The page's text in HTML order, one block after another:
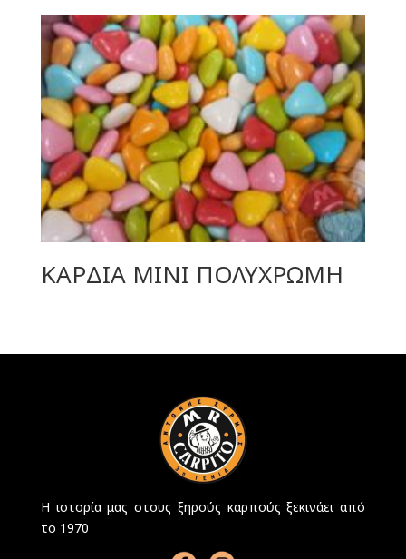
ΚΑΡΔΙΑ ΜΙΝΙ ΠΟΛΥΧΡΩΜΗ
Η ιστορία μας στους ξηρούς καρπούς ξεκινάει από
το 1970